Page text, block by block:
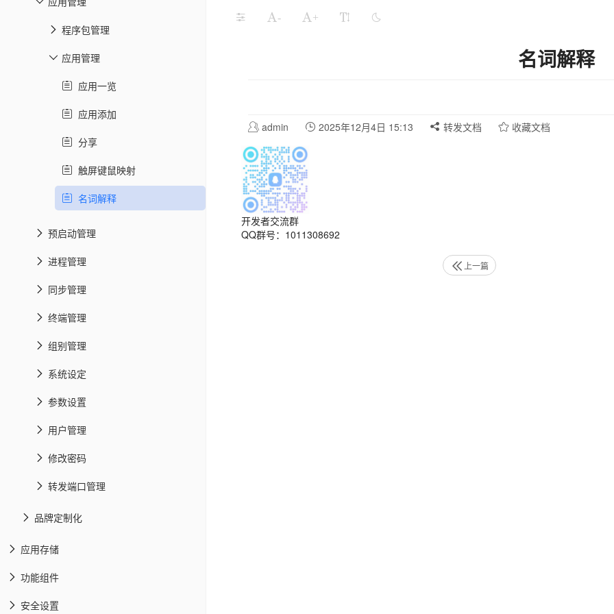
程序包管理
应用管理
应用一览
应用添加
分享
触屏键鼠映射
名词解释
预启动管理
进程管理
同步管理
终端管理
组别管理
系统设定
参数设置
用户管理
修改密码
转发端口管理
品牌定制化
应用存储
功能组件
安全设置
- +
名词解释
admin 2025年12月4日 15:13 转发文档 收藏文档
开发者交流群
QQ群号：1011308692
上一篇